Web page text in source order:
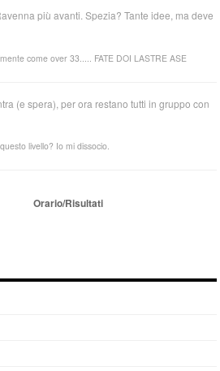
più avanti. Spezia? Tante idee, ma deve
come over 33..... FATE DOI LASTRE ASE
(e spera), per ora restano tutti in gruppo con
livello? Io mi dissocio.
Orario/Risultati